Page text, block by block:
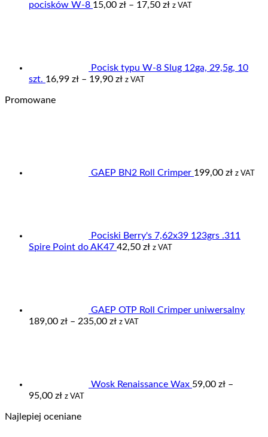
pocisków W-8 15,00 zł – 17,50 złZakres
z VAT
Pocisk typu W-8 Slug 12ga, 29,5g, 10
szt. 16,99 zł – 19,90 złZakres
z VAT
Promowane
GAEP BN2 Roll Crimper 199,00 zł z VAT
Pociski Berry's 7,62x39 123grs .311
Spire Point do AK47 42,50 zł z VAT
GAEP OTP Roll Crimper uniwersalny
189,00 zł – 235,00 złZakres
z VAT
Wosk Renaissance Wax 59,00 zł –
95,00 złZakres
od
z VAT
Najlepiej oceniane